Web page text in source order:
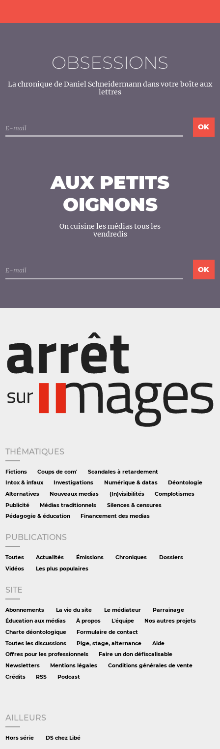
OBSESSIONS
La chronique de Daniel Schneidermann dans votre boîte aux
lettres
AUX PETITS
OIGNONS
On cuisine les médias tous les
vendredis
THÉMATIQUES
Fictions Coups de com'
Scandales à retardement
Intox & infaux
Investigations Numérique & datas
Déontologie
Alternatives
Nouveaux medias (In)visibilités
Complotismes
Publicité
Médias traditionnels
Silences & censures
Pédagogie & éducation
Financement des medias
PUBLICATIONS
Toutes Actualités Émissions Chroniques
Dossiers
Vidéos
Les plus populaires
SITE
Abonnements La vie du site Le médiateur
Parrainage
Éducation aux médias
À propos L'équipe
Nos autres projets
Charte déontologique
Formulaire de contact
Toutes les discussions
Pige, stage, alternance
Aide
Offres pour les professionnels
Faire un don défiscalisable
Newsletters
Mentions légales
Conditions générales de vente
Crédits
RSS Podcast
AILLEURS
Hors série DS chez Libé